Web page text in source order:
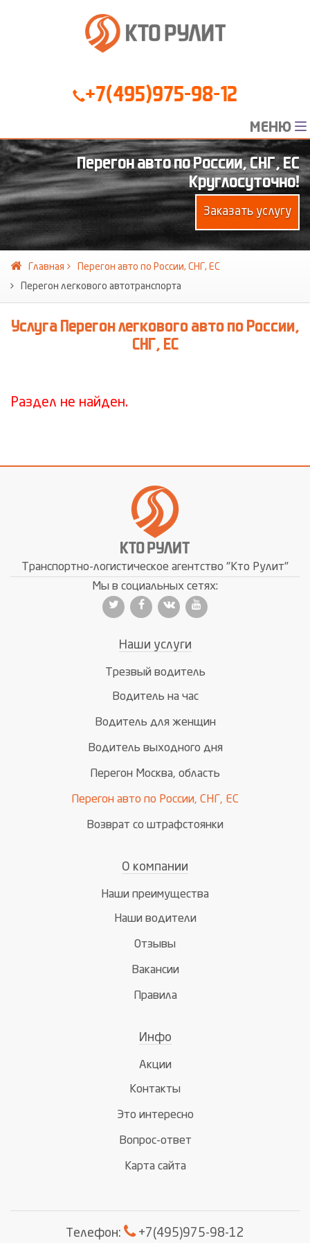
+7(495)975-98-12
МЕНЮ
Перегон авто по России, СНГ, ЕС
Круглосуточно!
Заказать услугу
Главная
Перегон авто по России, СНГ, ЕС
Перегон легкового автотранспорта
Услуга Перегон легкового авто по России,
СНГ, ЕС
Раздел не найден.
Транспортно-логистическое агентство "Кто Рулит"
Мы в социальных сетях:
Наши услуги
Трезвый водитель
Водитель на час
Водитель для женщин
Водитель выходного дня
Перегон Москва, область
Перегон авто по России, СНГ, ЕС
Возврат со штрафстоянки
О компании
Наши преимущества
Наши водители
Отзывы
Вакансии
Правила
Инфо
Акции
Контакты
Это интересно
Вопрос-ответ
Карта сайта
Телефон: +7(495)975-98-12